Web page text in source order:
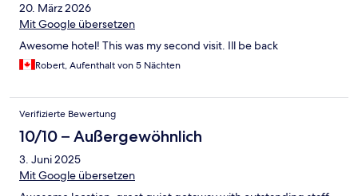
20. März 2026
Mit Google übersetzen
Awesome hotel! This was my second visit. Ill be back
Robert, Aufenthalt von 5 Nächten
Verifizierte Bewertung
10/10 – Außergewöhnlich
3. Juni 2025
Mit Google übersetzen